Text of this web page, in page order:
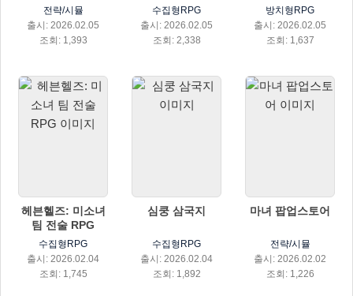
전략/시뮬
출시: 2026.02.05
조회: 1,393
수집형RPG
출시: 2026.02.05
조회: 2,338
방치형RPG
출시: 2026.02.05
조회: 1,637
헤븐헬즈: 미소녀
팀 전술 RPG
수집형RPG
출시: 2026.02.04
조회: 1,745
심쿵 삼국지
수집형RPG
출시: 2026.02.04
조회: 1,892
마녀 팝업스토어
전략/시뮬
출시: 2026.02.02
조회: 1,226